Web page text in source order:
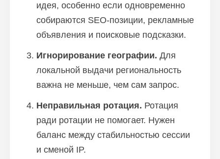
идея, особенно если одновременно
собираются SEO-позиции, рекламные
объявления и поисковые подсказки.
Игнорирование географии. Для
локальной выдачи региональность
важна не меньше, чем сам запрос.
Неправильная ротация. Ротация
ради ротации не помогает. Нужен
баланс между стабильностью сессии
и сменой IP.